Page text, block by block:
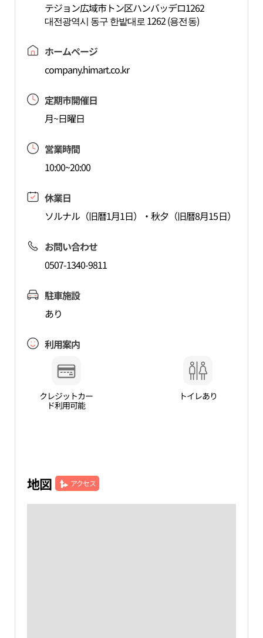
テジョン広域市トン区ハンバッデロ1262
대전광역시 동구 한밭대로 1262 (용전동)
ホームページ
company.himart.co.kr
定期市開催日
月~日曜日
営業時間
10:00~20:00
休業日
ソルナル（旧暦1月1日）・秋夕（旧暦8月15日）
お問い合わせ
0507-1340-9811
駐車施設
あり
利用案内
クレジットカー
ド利用可能
トイレあり
地図 アクセス